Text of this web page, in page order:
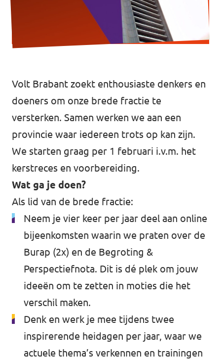
Volt Brabant zoekt enthousiaste denkers en
doeners om onze brede fractie te
versterken. Samen werken we aan een
provincie waar iedereen trots op kan zijn.
We starten graag per 1 februari i.v.m. het
kerstreces en voorbereiding.
Wat ga je doen?
Als lid van de brede fractie:
Neem je vier keer per jaar deel aan online
bijeenkomsten waarin we praten over de
Burap (2x) en de Begroting &
Perspectiefnota. Dit is dé plek om jouw
ideeën om te zetten in moties die het
verschil maken.
Denk en werk je mee tijdens twee
inspirerende heidagen per jaar, waar we
actuele thema’s verkennen en trainingen